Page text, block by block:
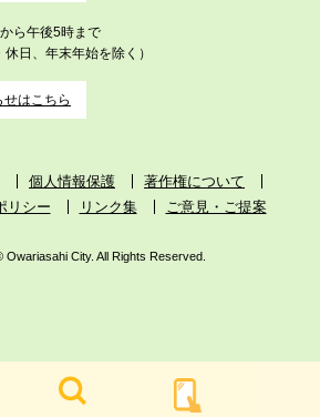
ら午後5時まで
日、年末年始を除く）
せはこちら
個人情報保護
著作権について
リシー
リンク集 ご意見・ご提案
Owariasahi City. All Rights Reserved.